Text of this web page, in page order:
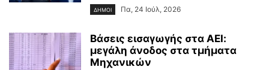
ΔΗΜΟΙ Πα, 24 Ιούλ, 2026
Βάσεις εισαγωγής στα ΑΕΙ:
μεγάλη άνοδος στα τμήματα
Μηχανικών